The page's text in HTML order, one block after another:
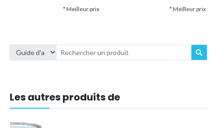
* Meilleur prix * Meilleur prix
Les autres produits de